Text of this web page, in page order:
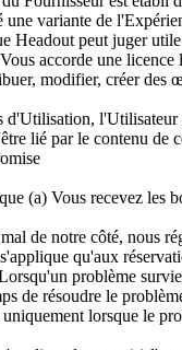
une variante de
Headout peut juger
accorde une
modifier, créer des
d'Utilisation,
lié par le contenu de
(a) Vous recevez les
mal de notre côté, nous
qu'aux
problème
de résoudre le
lorsque le